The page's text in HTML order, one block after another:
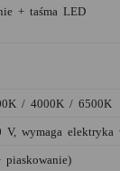
+ taśma LED
/ 4000K / 6500K
V, wymaga elektryka
piaskowanie)